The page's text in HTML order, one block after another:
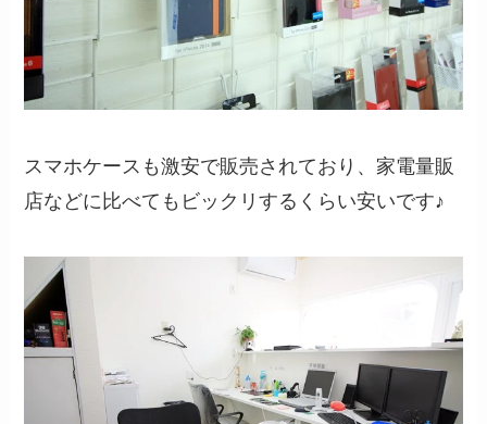
スマホケースも激安で販売されており、家電量販
店などに比べてもビックリするくらい安いです♪